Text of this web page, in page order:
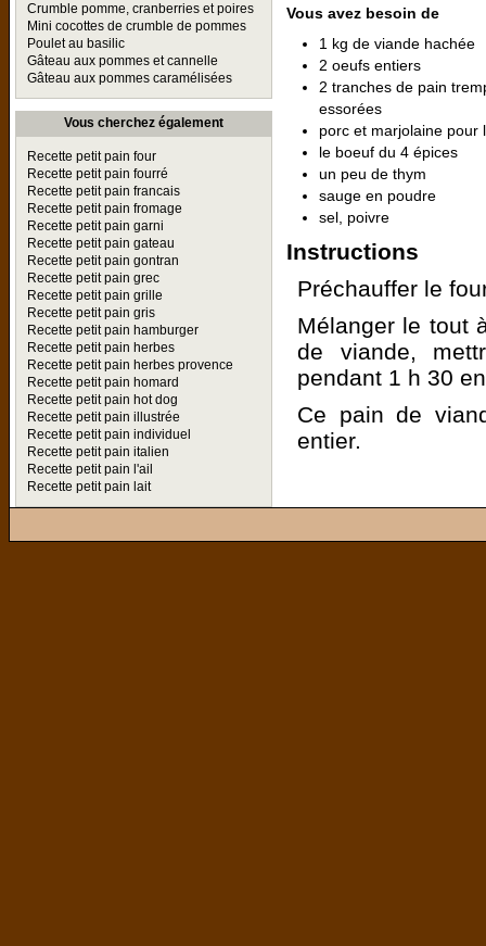
Crumble pomme, cranberries et poires
Mini cocottes de crumble de pommes
Poulet au basilic
Gâteau aux pommes et cannelle
Gâteau aux pommes caramélisées
Vous cherchez également
Recette petit pain four
Recette petit pain fourré
Recette petit pain francais
Recette petit pain fromage
Recette petit pain garni
Recette petit pain gateau
Recette petit pain gontran
Recette petit pain grec
Recette petit pain grille
Recette petit pain gris
Recette petit pain hamburger
Recette petit pain herbes
Recette petit pain herbes provence
Recette petit pain homard
Recette petit pain hot dog
Recette petit pain illustrée
Recette petit pain individuel
Recette petit pain italien
Recette petit pain l'ail
Recette petit pain lait
Vous avez besoin de
1 kg de viande hachée
2 oeufs entiers
2 tranches de pain
essorées
porc et marjolaine pour
le boeuf du 4 épices
un peu de thym
sauge en poudre
sel, poivre
Instructions
Préchauffer le
Mélanger le tout
de viande,
pendant 1 h 30
Ce pain de
entier.